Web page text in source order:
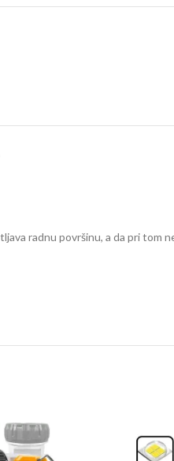
radnu površinu, a da pri tom